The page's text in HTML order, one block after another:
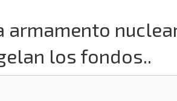
armamento
los fondos..